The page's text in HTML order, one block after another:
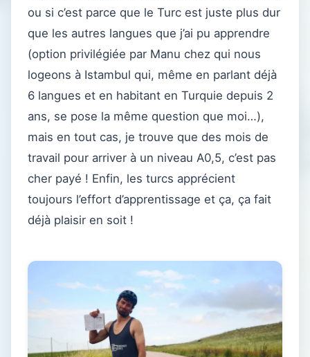
ou si c’est parce que le Turc est juste plus dur
que les autres langues que j’ai pu apprendre
(option privilégiée par Manu chez qui nous
logeons à Istambul qui, même en parlant déjà
6 langues et en habitant en Turquie depuis 2
ans, se pose la même question que moi…),
mais en tout cas, je trouve que des mois de
travail pour arriver à un niveau A0,5, c’est pas
cher payé ! Enfin, les turcs apprécient
toujours l’effort d’apprentissage et ça, ça fait
déjà plaisir en soit !